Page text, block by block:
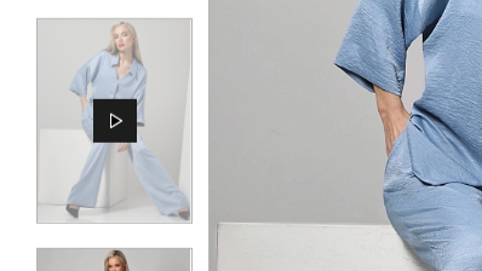
ЖУРНАЛ
О НАС
СКИДКИ
ЧАСТО ЗАДАВАЕМЫЕ ВОПРОСЫ